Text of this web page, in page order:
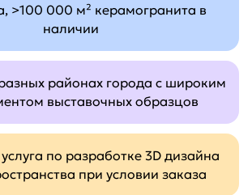
>100 000 м² керамогранита в
наличии
районах города с широким
выставочных образцов
по разработке 3D дизайна
при условии заказа